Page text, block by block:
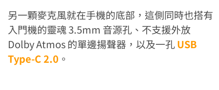
另一顆麥克風就在手機的底部，這側同時也搭有
入門機的靈魂 3.5mm 音源孔、不支援外放
Dolby Atmos 的單邊揚聲器，以及一孔USB
Type-C 2.0 。